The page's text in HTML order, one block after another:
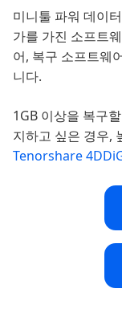
미니툴 파워 데이
가를 가진 소프트
어, 복구 소프트웨
니다.
1GB 이상을 복구
지하고 싶은 경우,
Tenorshare